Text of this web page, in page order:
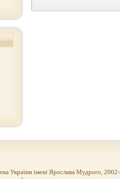
України імені Ярослава Мудрого,